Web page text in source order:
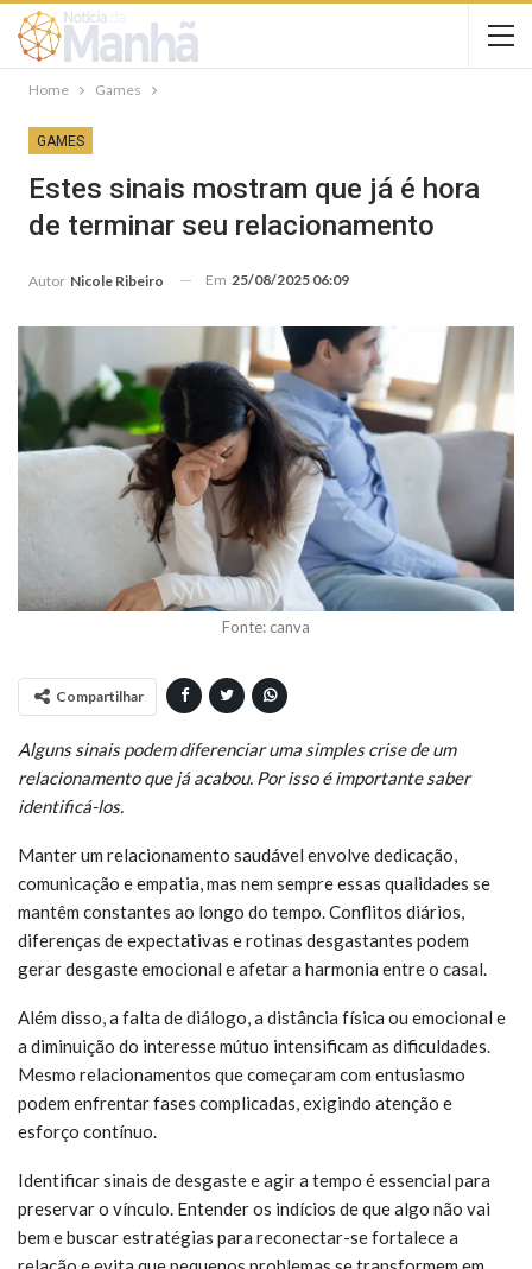
Home Games
GAMES
Estes sinais mostram que já é hora
de terminar seu relacionamento
Autor Nicole Ribeiro Em 25/08/2025 06:09
Fonte: canva
Compartilhar
Alguns sinais podem diferenciar uma simples crise de um
relacionamento que já acabou. Por isso é importante saber
identificá-los.
Manter um relacionamento saudável envolve dedicação,
comunicação e empatia, mas nem sempre essas qualidades se
mantêm constantes ao longo do tempo. Conflitos diários,
diferenças de expectativas e rotinas desgastantes podem
gerar desgaste emocional e afetar a harmonia entre o casal.
Além disso, a falta de diálogo, a distância física ou emocional e
a diminuição do interesse mútuo intensificam as dificuldades.
Mesmo relacionamentos que começaram com entusiasmo
podem enfrentar fases complicadas, exigindo atenção e
esforço contínuo.
Identificar sinais de desgaste e agir a tempo é essencial para
preservar o vínculo. Entender os indícios de que algo não vai
bem e buscar estratégias para reconectar-se fortalece a